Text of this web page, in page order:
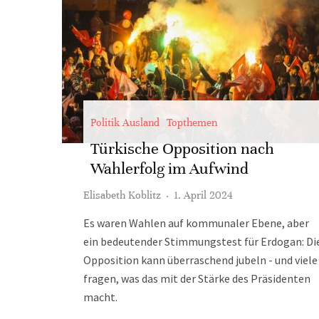
Politik Ausland Topthemen
Türkische Opposition nach
Wahlerfolg im Aufwind
Elisabeth Koblitz · 1. April 2024
Es waren Wahlen auf kommunaler Ebene, aber
ein bedeutender Stimmungstest für Erdogan:
Opposition kann überraschend jubeln - und viele
fragen, was das mit der Stärke des Präsidenten
macht.